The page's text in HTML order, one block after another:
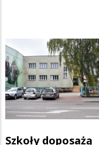
Szkoły doposażą